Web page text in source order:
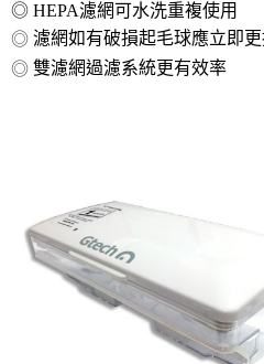
結帳頁面，進行簡訊認證並確認金額後，
２．訂單成立數日內，您將收到繳費通
３．收到繳費通知簡訊後14天內，點擊
ATM／網路銀行／等多元方式進行付款，
※ 交易是否成功請以「AFTEE先享後付
是否繳費成功／繳費後需取消欲退款等
https://
【注意事項】
１．透過由恩沛科技股份有限公司提供
易，需依本服務之必要範圍內提供個人
權轉讓予恩沛科技股份有限公司。
２．關於個人資料處理事宜，請瀏覽以下
https://aftee.tw/terms/#terms3
３．未成年的使用者請事先徵得法定代
黑貓
每筆NT$200
◎ HEPA濾網可水洗重複使用
◎ 濾網如有破損起毛球應立即
◎ 雙濾網過濾系統更有效率